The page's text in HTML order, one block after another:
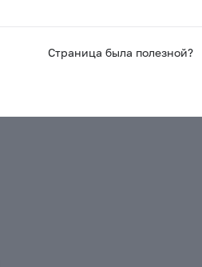
Страница была полезной?